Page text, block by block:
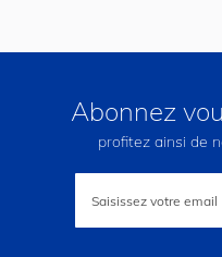
Abonnez
profitez ainsi de
lettre